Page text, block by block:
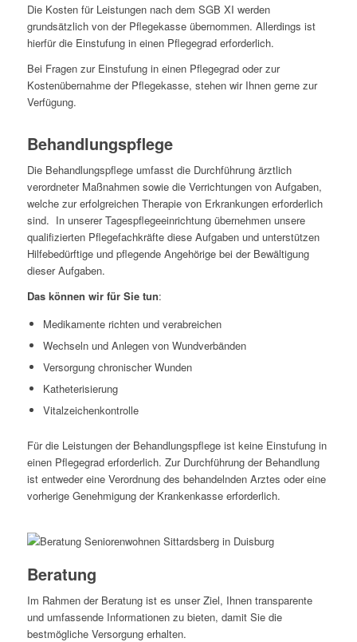
Die Kosten für Leistungen nach dem SGB XI werden
grundsätzlich von der Pflegekasse übernommen. Allerdings ist
hierfür die Einstufung in einen Pflegegrad erforderlich.
Bei Fragen zur Einstufung in einen Pflegegrad oder zur
Kostenübernahme der Pflegekasse, stehen wir Ihnen gerne zur
Verfügung.
Behandlungspflege
Die Behandlungspflege umfasst die Durchführung ärztlich
verordneter Maßnahmen sowie die Verrichtungen von Aufgaben,
welche zur erfolgreichen Therapie von Erkrankungen erforderlich
sind. In unserer Tagespflegeeinrichtung übernehmen unsere
qualifizierten Pflegefachkräfte diese Aufgaben und unterstützen
Hilfebedürftige und pflegende Angehörige bei der Bewältigung
dieser Aufgaben.
Das können wir für Sie tun:
Medikamente richten und verabreichen
Wechseln und Anlegen von Wundverbänden
Versorgung chronischer Wunden
Katheterisierung
Vitalzeichenkontrolle
Für die Leistungen der Behandlungspflege ist keine Einstufung in
einen Pflegegrad erforderlich. Zur Durchführung der Behandlung
ist entweder eine Verordnung des behandelnden Arztes oder eine
vorherige Genehmigung der Krankenkasse erforderlich.
Beratung
Im Rahmen der Beratung ist es unser Ziel, Ihnen transparente
und umfassende Informationen zu bieten, damit Sie die
bestmögliche Versorgung erhalten.